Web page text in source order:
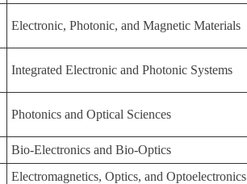
Electronic, Photonic, and Magnetic Materials
Integrated Electronic and Photonic Systems
Photonics and Optical Sciences
Bio-Electronics and Bio-Optics
Electromagnetics, Optics, and Optoelectronics